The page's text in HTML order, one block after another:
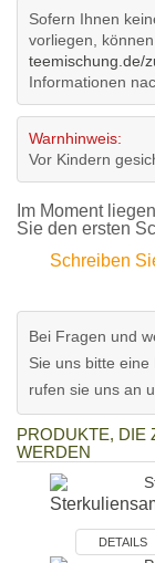
Sofern Ihnen
vorliegen,
teemischung.de/
Informationen
Warnhinweis:
Vor Kindern
Im Moment
Sie den ersten
Schreiben
Bei Fragen und
Sie uns bitte eine
rufen sie uns an
PRODUKTE, DIE
WERDEN
DETAILS